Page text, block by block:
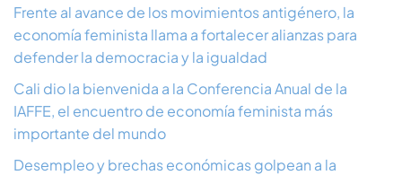
Frente al avance de los movimientos antigénero, la
economía feminista llama a fortalecer alianzas para
defender la democracia y la igualdad
Cali dio la bienvenida a la Conferencia Anual de la
IAFFE, el encuentro de economía feminista más
importante del mundo
Desempleo y brechas económicas golpean a la